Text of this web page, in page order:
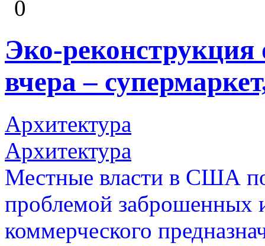
0
Эко-
вчера –
Архитектура
Архитектура
Местные власти в США
проблемой заброшенных
коммерческого